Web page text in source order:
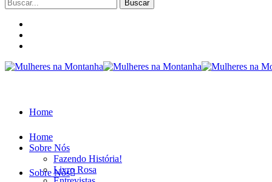
por:
Home
Sobre Nós
Home
Sobre Nós
Fazendo História!
Livro Rosa